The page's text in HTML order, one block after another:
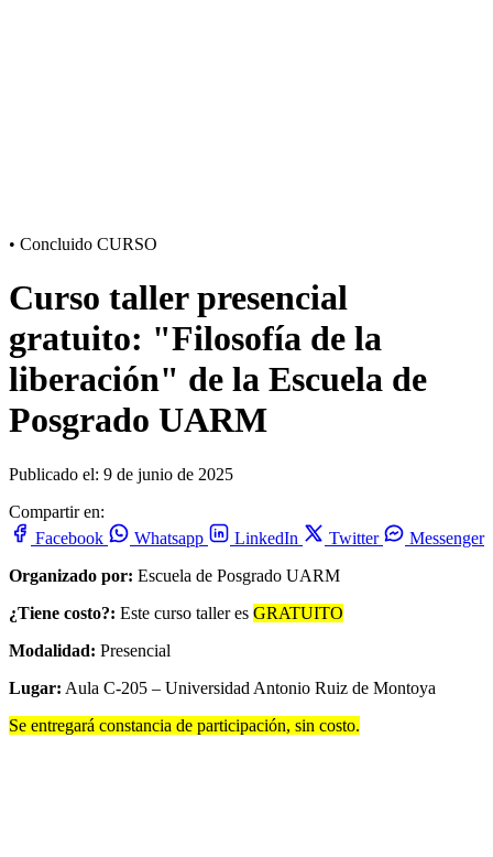
• Concluido CURSO
Curso taller presencial
gratuito: "Filosofía de la
liberación" de la Escuela de
Posgrado UARM
Publicado el: 9 de junio de 2025
Compartir en:
Facebook
Whatsapp LinkedIn Twitter
Messenger
Organizado por: Escuela de Posgrado UARM
¿Tiene costo?: Este curso taller es GRATUITO
Modalidad: Presencial
Lugar: Aula C-205 – Universidad Antonio Ruiz de Montoya
Se entregará constancia de participación, sin costo.